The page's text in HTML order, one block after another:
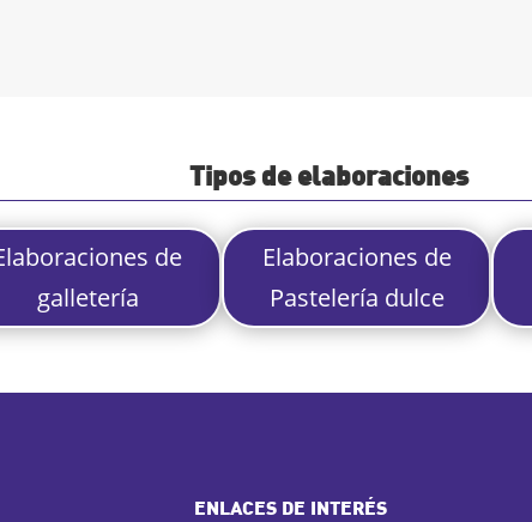
Tipos de elaboraciones
de
galletería
Elaboraciones de
Pastelería dulce
ENLACES DE INTERÉS